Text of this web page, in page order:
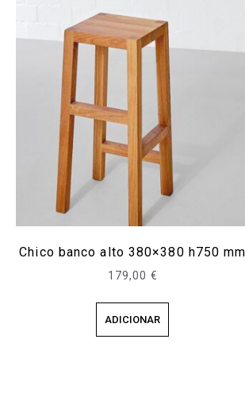
Chico banco alto 380×380 h750 mm
179,00 €
ADICIONAR